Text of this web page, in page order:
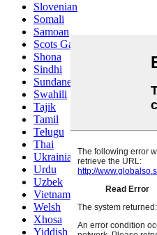
Slovenian
Somali
Samoan
Scots Gaelic
Shona
Sindhi
Sundanese
Swahili
Tajik
Tamil
Telugu
Thai
Ukrainian
Urdu
Uzbek
Vietnamese
Welsh
Xhosa
Yiddish